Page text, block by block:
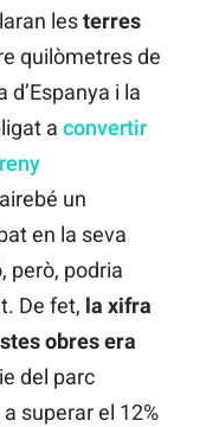
lesterres
quilòmetres de
i la
a convertir
un
en la seva
però, podria
De fet, la xifra
obresera
del parc
superar el 12%